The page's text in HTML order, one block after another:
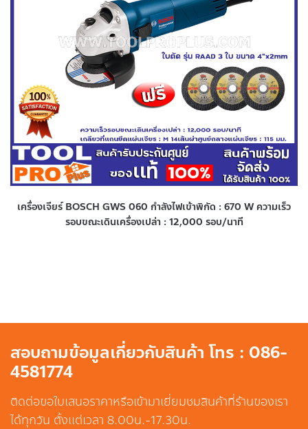
เครื่องเจียร์ BOSCH GWS 060 กำลังไฟเข้าพิกัด : 670 W ความเร็ว
รอบขณะเดินเครื่องเปล่า : 12,000 รอบ/นาที
สอบถามข้อมูลเกี่ยวกับสินค้า โทร : 086-
4581774
ติดต่อขอใบเสนอราคาหรือเข้ามาเยี่ยมชมสินค้าที่ร้านของเรา
ได้ทุกวัน ตั้งแต่เวลา 8.00น.-17.30น.